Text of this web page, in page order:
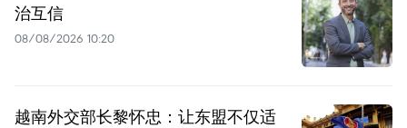
治互信
08/08/2026 10:20
越南外交部长黎怀忠：让东盟不仅适